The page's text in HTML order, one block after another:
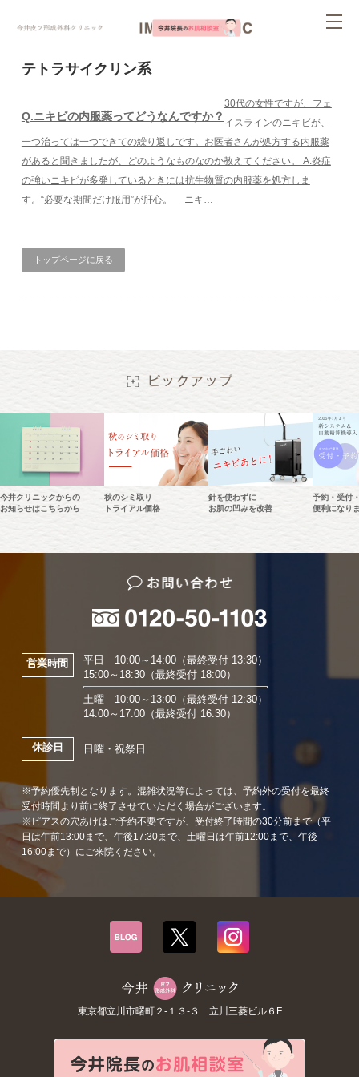
テトラサイクリン系
Q.ニキビの内服薬ってどうなんですか？
30代の女性ですが、フェ
イスラインのニキビが、
一つ治っては一つできての繰り返しです。お医者さんが処方する内服薬
があると聞きましたが、どのようなものなのか教えてください。 A.炎症
の強いニキビが多発しているときには抗生物質の内服薬を処方しま
す。“必要な期間だけ服用”が肝心。 ニキ…
トップページに戻る
今井クリニックからの
お知らせはこちらから
秋のシミ取り
トライアル価格
針を使わずに
お肌の凹みを改善
予約・受付
便利になり
営業時間
平日 10:00～14:00（最終受付 13:30）
15:00～18:30（最終受付 18:00）
土曜 10:00～13:00（最終受付 12:30）
14:00～17:00（最終受付 16:30）
休診日 日曜・祝祭日
※予約優先制となります。混雑状況等によっては、予約外の受付を最終
受付時間より前に終了させていただく場合がございます。
※ピアスの穴あけはご予約不要ですが、受付終了時間の30分前まで（平
日は午前13:00まで、午後17:30まで、土曜日は午前12:00まで、午後
16:00まで）にご来院ください。
東京都立川市曙町２-１３-３ 立川三菱ビル６F